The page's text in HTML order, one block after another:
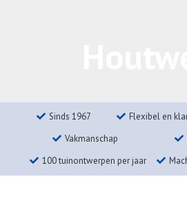
Sinds 1967
Flexibel en
Vakmanschap
100 tuinontwerpen per jaar